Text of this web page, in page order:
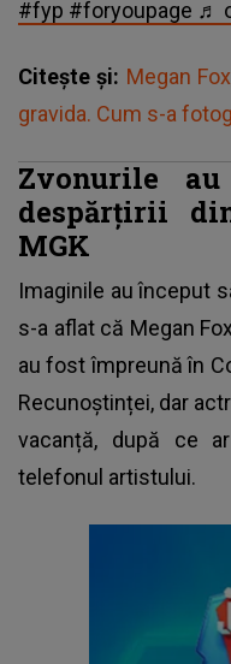
#fyp #foryoupage ♬
Citește și: Megan
gravida. Cum s-a
Zvonurile
despărțirii
MGK
Imaginile au început
s-a aflat că Megan
au fost împreună în
Recunoștinței, dar
vacanță, după ce
telefonul artistului.